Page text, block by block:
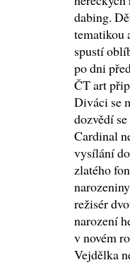
dabing.
tematikou
spustí
po dni
ČT art
Diváci se
dozvědí
Cardinal
vysílání
zlatého
režisér
narození
v novém
Vejdělka